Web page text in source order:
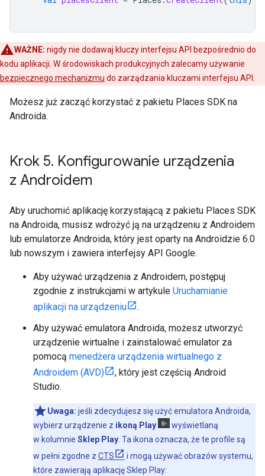
WAŻNE: nigdy nie dodawaj kluczy interfejsu API bezpośrednio do
kodu aplikacji. W środowiskach produkcyjnych zalecamy używanie
bezpiecznego mechanizmu do zarządzania kluczami interfejsu API.
Możesz już zacząć korzystać z pakietu Places SDK na
Androida.
Krok 5. Konfigurowanie urządzenia
z Androidem
Aby uruchomić aplikację korzystającą z pakietu Places SDK
na Androida, musisz wdrożyć ją na urządzeniu z Androidem
lub emulatorze Androida, który jest oparty na Androidzie 6.0
lub nowszym i zawiera interfejsy API Google.
Aby używać urządzenia z Androidem, postępuj
zgodnie z instrukcjami w artykule Uruchamianie
aplikacji na urządzeniu
.
Aby używać emulatora Androida, możesz utworzyć
urządzenie wirtualne i zainstalować emulator za
pomocą menedżera urządzenia wirtualnego z
Androidem (AVD)
, który jest częścią Android
Studio.
Uwaga: jeśli zdecydujesz się użyć emulatora Androida,
wybierz urządzenie z ikoną Play
wyświetlaną
w kolumnie Sklep Play . Ta ikona oznacza, że te profile są
w pełni zgodne z CTS
i mogą używać obrazów systemu,
które zawierają aplikację Sklep Play: